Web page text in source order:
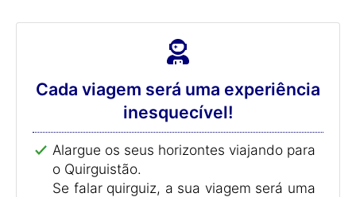
Cada viagem será uma experiência
inesquecível!
Alargue os seus horizontes viajando para
o Quirguistão.
Se falar quirguiz, a sua viagem será uma